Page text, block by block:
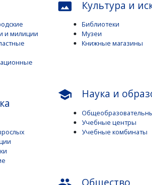
и милиции
panorama Культура и
Библиотеки
Музеи
Книжные магазины
school Наука и
Учебные центры
Учебные комбинаты
Общество